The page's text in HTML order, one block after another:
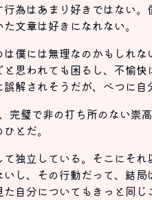
為はあまり好きではない。
文章は好きになれない。
僕には無理なのかもしれ
と思われても困るし、不愉
解されそうだが、べつに
完璧で非の打ち所のない崇
とだ。
独立している。そこにそ
し、その行動だって、結
自分についてもきっと同じ